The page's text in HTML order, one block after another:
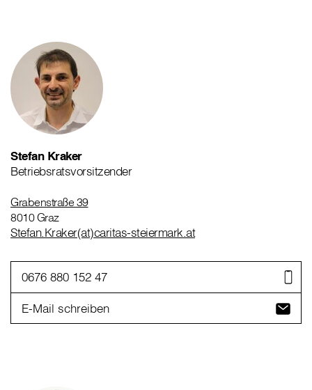
Stefan Kraker
Betriebsratsvorsitzender
Grabenstraße 39
8010 Graz
Stefan.Kraker(at)caritas-steiermark.at
0676 880 152 47
E-Mail schreiben